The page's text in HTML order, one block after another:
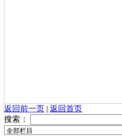
返回前一页 | 返回首页
搜索：